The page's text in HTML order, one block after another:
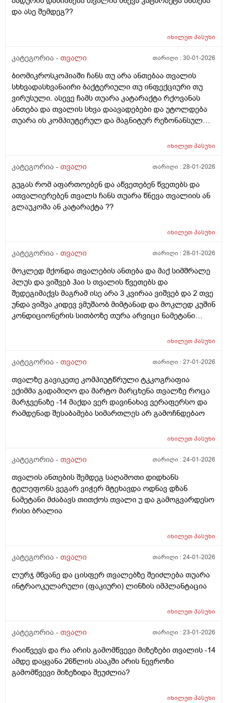
საკმაოდ წვრილ ასოებს ვარჩევ და ვკითხულობ,
დაბინდებისასაც კარგად ვხედავ ყველაფერს, რა თქმა
მიტარებია, მზის სათვალეც კი იშვიათად მკეთებია,
რაიმე თვალების წვეთებს ან დამატენიანებელს არ
ვხმარობ და არც არასდროს არ მიხმარია, საერთოდ
არანაირ წამალს არ ვიყენებ. მაინტერესებს,
კომპიუტერის მონიტორთან ამდენი ხანი ჯდომა და
თხევადკრისტალური/ლედის მონიტორები, ჩემს
წესები დავიცავი?
ვისხავდი ძლივს გამიარა და მოკლედ აგარ ვარ
ხოლმე გაჭედილი დიდიხანია 3 კვირაზე მეტიიქნება
ბრალი ან შეიძკება თუარა თვალმა გამოიწვიოს მანდ
ანთება გადასულიიყო თვალზე
და ასე შემდეგ??
იხილეთპასუხი
კატეგორია - თვალი თარიღი :30-01-2026
ბიომიკროსკოპიაში ჩანს თუ არა ანთებაა თვალის
სხხვადასხვანაირი ბაქტერიული თუ ინფექციური თუ
ვირუსული. ასევე ჩამს თუარა კატარაქტა რქოვანას
ანთება და თვალის სხვა დაავადებები და უტოლდება
თუარა ის კომპიუტერულ და მაგნიტურ რეზონანსულ
იხილეთპასუხი
კატეგორია - თვალი თარიღი :28-01-2026
გუგას რომ აფართოებენ და აწვეთებენ წვეთებს და
ათვალიერებენ თვალს ჩანს თუარა წნევა თვალიის ან
გლაუკომა ან კატარაქტა ??
იხილეთპასუხი
კატეგორია - თვალი თარიღი :28-01-2026
მოკლედ მქონდა თვალების ანთება და მაქ სიმშრალე
პლუს და ვიშვებ ჰაი ს თვალის წვეთებს და
შედეგიმაქვს მაგრამ ისე არა 3 კვირაა ვიშვებ და 2 თვე
უნდა ვიშვა კიდევ ვმუშაობ მიმტანად და მოკლედ კუშინ
კონდიციონერის სითბოზე თურა არვიცი ნამეტანი
ისეთი რეაქცია რო თვალებს წარამარა ვხუჭავ
ვიყჯრებოდი სიმშრალის ბრალიიქნება ალბად და
ნორმალურ შედეგს მომცემდა.. პლუს თუარ. გაგივლის
კერატოტოსკოპოა გაიკეთწო თურაგაც და ეს რაა
არის??
იხილეთპასუხი
კატეგორია - თვალი თარიღი :27-01-2026
თვალზე გავიკეთე კომპიუტწრული ტკკოგრაფია
ექიმმა გადამიღო და მარტო მარცხენა თვალზე როცა
მარჯვენაზე -14 მაქდა ვერ დავინახავ ვერაფერსო და
რამდენად შესაბამება სიმართლეს არ გამოჩნდებაო
იხილეთპასუხი
კატეგორია - თვალი თარიღი :24-01-2026
თვალის ანთების შემდეგ საღამოთი დიდხანს
ტელეფონს ვეგარ ვიჭერ მტეხავდა ოდნავ დზან
ნამეტანი მძაბავს თითქოს თვალი უ და გამოგვარდესო
რისი ბრალია
იხილეთპასუხი
კატეგორია - თვალი თარიღი :24-01-2026
ლურჯ მწვანე და ცისფერ თვალებზე შეიძლება თუარა
ინტრაოკულარული (ფაკიური) ლინზის იმპლანტაცია
იხილეთპასუხი
კატეგორია - თვალი თარიღი :23-01-2026
რაიწვევს და რა არის გამომწვევი მიზეზები თვალის -14
ამდე დაყვანა 26წლის ასაკში არის ნევროზი
გამომწვევი მიზეზიდა შეუძლია?
იხილეთპასუხი